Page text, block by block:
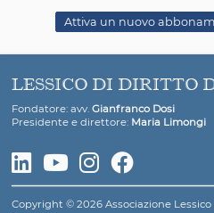
del minore contro gli atti
(violenza presunta) o in
previsti nel codice penale.
“corruzione di
quinquies - che punisce
di un minore di quattordici
reato di atti sessuali
necessariamente seguiva